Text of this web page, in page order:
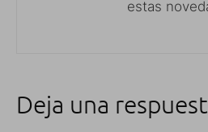
estas
Deja una